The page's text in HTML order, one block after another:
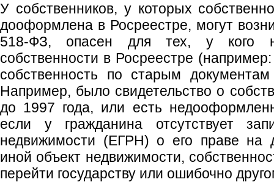
У собственников, у которых
дооформлена в Росреестре, могут
518-ФЗ, опасен для тех, у кого
собственности в Росреестре
собственность по старым
Например, было свидетельство о
до 1997 года, или есть
если у гражданина отсутствует
недвижимости (ЕГРН) о его праве на
иной объект недвижимости,
перейти государству или ошибочно